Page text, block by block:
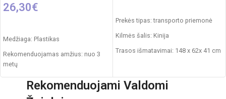
26,30€
Medžiaga: Plastikas
Rekomenduojamas amžius: nuo 3
metų
Pakuotės išmatavimai: 72 x 21 x 10
Prekės tipas: transporto priemonė
Kilmės šalis: Kinija
Trasos išmatavimai: 148 x 62x 41 cm
Rekomenduojamas amžius: nuo 3
metų
Rekomenduojami Valdomi